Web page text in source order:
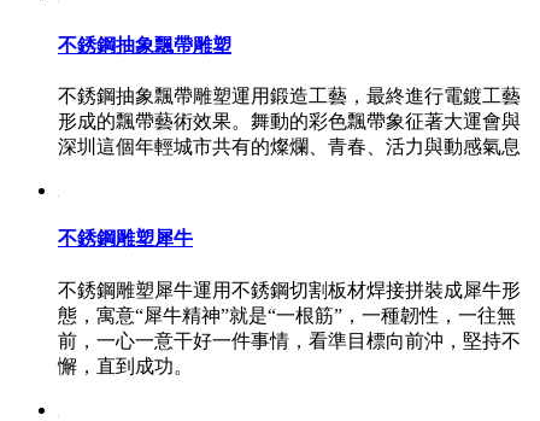
不銹鋼抽象飄帶雕塑
不銹鋼抽象飄帶雕塑運用鍛造工藝，最終進行電鍍工藝
形成的飄帶藝術效果。舞動的彩色飄帶象征著大運會與
深圳這個年輕城市共有的燦爛、青春、活力與動感氣息
不銹鋼雕塑犀牛
不銹鋼雕塑犀牛運用不銹鋼切割板材焊接拼裝成犀牛形
態，寓意“犀牛精神”就是“一根筋”，一種韌性，一往無
前，一心一意干好一件事情，看準目標向前沖，堅持不
懈，直到成功。